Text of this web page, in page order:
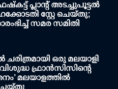
പ്ലാന്റ് അടച്ചുപൂട്ടൽ
സ്റ്റേ ചെയ്തു;
സമര സമിതി
ഒരു മലയാളി
ഫ്രാൻസിസിന്റെ
മലയാളത്തിൽ